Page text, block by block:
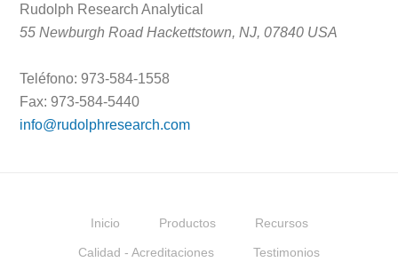
Rudolph Research Analytical
55 Newburgh Road Hackettstown, NJ, 07840 USA
Teléfono: 973-584-1558
Fax: 973-584-5440
info@rudolphresearch.com
Inicio Productos Recursos
Calidad - Acreditaciones Testimonios